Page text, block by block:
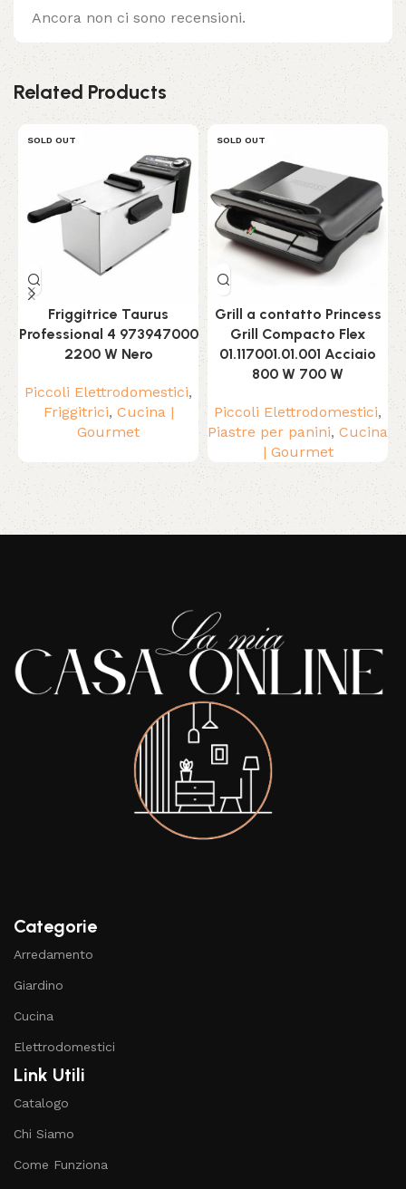
Ancora non ci sono recensioni.
Related Products
SOLD OUT
Friggitrice Taurus
Professional 4 973947000
2200 W Nero
Piccoli Elettrodomestici,
Friggitrici, Cucina |
Gourmet
SOLD OUT
Grill a contatto Princess
Grill Compacto Flex
01.117001.01.001 Acciaio
800 W 700 W
Piccoli Elettrodomestici,
Piastre per panini, Cucina
| Gourmet
Read More
Categorie
Arredamento
Giardino
Cucina
Elettrodomestici
Link Utili
Catalogo
Chi Siamo
Come Funziona